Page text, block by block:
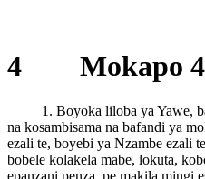
4 Mokapo 4
1. Boyoka liloba ya Yawe,
na kosambisama na bafandi ya
ezali te, boyebi ya Nzambe ezali
bobele kolakela mabe, lokuta,
epanzani penza, pe makila mingi